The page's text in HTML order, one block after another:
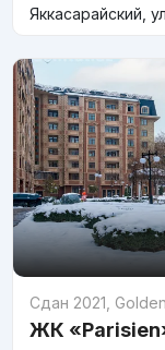
Яккасарайский,
Сдан 2021
ЖК